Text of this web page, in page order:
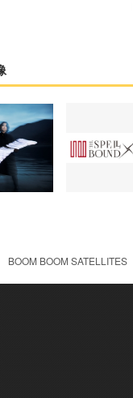
BOOM BOOM SATELLITES